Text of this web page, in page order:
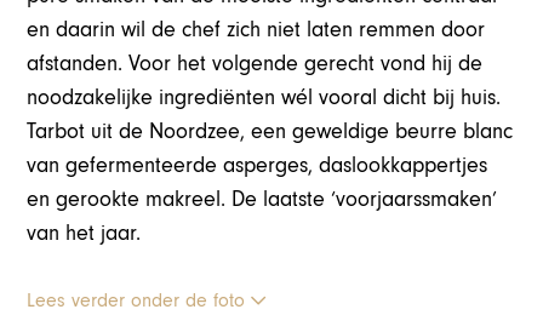
en daarin wil de chef zich niet laten remmen door
afstanden. Voor het volgende gerecht vond hij de
noodzakelijke ingrediënten wél vooral dicht bij huis.
Tarbot uit de Noordzee, een geweldige beurre blanc
van gefermenteerde asperges, daslookkappertjes
en gerookte makreel. De laatste ‘voorjaarssmaken’
van het jaar.
Lees verder onder de foto